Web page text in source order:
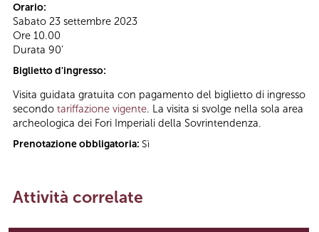
Orario:
Sabato 23 settembre 2023
Ore 10.00
Durata 90’
Biglietto d'ingresso:
Visita guidata gratuita con pagamento del biglietto di ingresso
secondo tariffazione vigente. La visita si svolge nella sola area
archeologica dei Fori Imperiali della Sovrintendenza.
Prenotazione obbligatoria: Sì
Attività correlate